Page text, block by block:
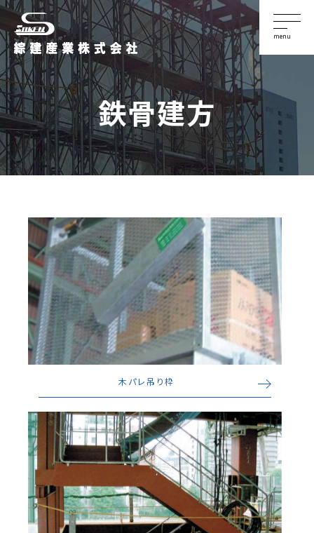
鉄骨建方
木パレ吊り枠
menu